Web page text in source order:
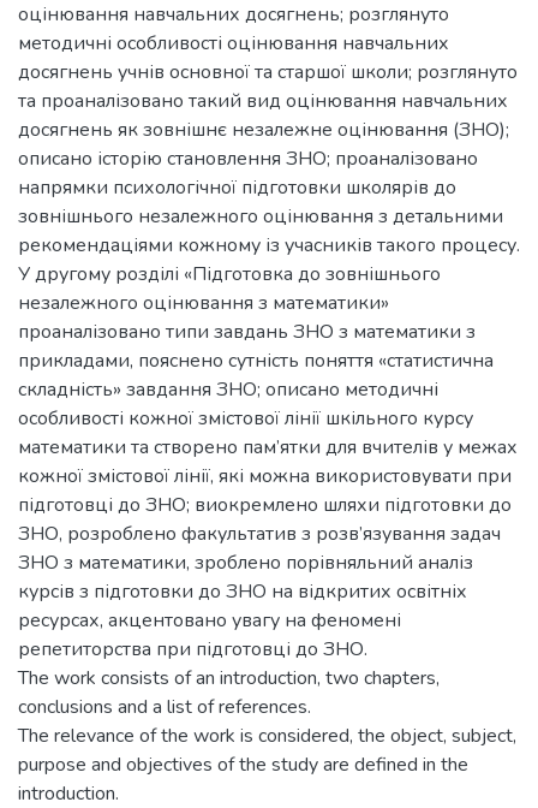
оцінювання навчальних досягнень; розглянуто
методичні особливості оцінювання навчальних
досягнень учнів основної та старшої школи; розглянуто
та проаналізовано такий вид оцінювання навчальних
досягнень як зовнішнє незалежне оцінювання (ЗНО);
описано історію становлення ЗНО; проаналізовано
напрямки психологічної підготовки школярів до
зовнішнього незалежного оцінювання з детальними
рекомендаціями кожному із учасників такого процесу.
У другому розділі «Підготовка до зовнішнього
незалежного оцінювання з математики»
проаналізовано типи завдань ЗНО з математики з
прикладами, пояснено сутність поняття «статистична
складність» завдання ЗНО; описано методичні
особливості кожної змістової лінії шкільного курсу
математики та створено пам’ятки для вчителів у межах
кожної змістової лінії, які можна використовувати при
підготовці до ЗНО; виокремлено шляхи підготовки до
ЗНО, розроблено факультатив з розв’язування задач
ЗНО з математики, зроблено порівняльний аналіз
курсів з підготовки до ЗНО на відкритих освітніх
ресурсах, акцентовано увагу на феномені
репетиторства при підготовці до ЗНО.
The work consists of an introduction, two chapters,
conclusions and a list of references.
The relevance of the work is considered, the object, subject,
purpose and objectives of the study are defined in the
introduction.